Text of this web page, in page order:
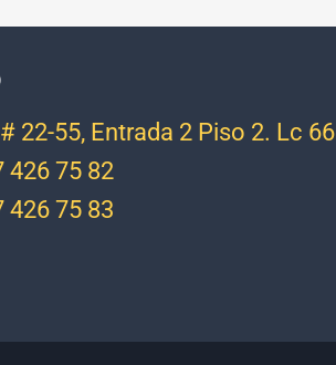
22-55, Entrada 2 Piso 2. Lc 66
426 75 82
426 75 83